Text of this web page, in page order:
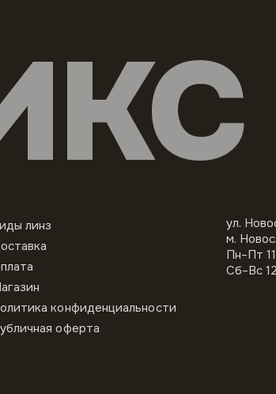
линз
конфиденциальности
оферта
ул.
м.
Пн–Пт
Сб–Вс